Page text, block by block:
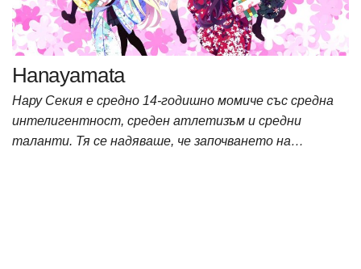
Hanayamata
Нару Секия е средно 14-годишно момиче със средна
интелигентност, среден атлетизъм и средни
таланти. Тя се надяваше, че започването на…